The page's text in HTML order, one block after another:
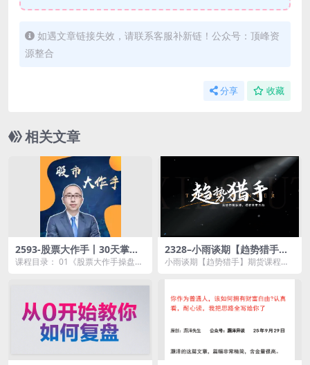
如遇文章链接失效，请联系客服补新链！公众号：顶峰资
源整合
分享 收藏
相关文章
2593-股票大作手丨30天掌握
交易员思维 音频
课程目录： 01《股票大作手操盘
2328–小雨谈期【趋势猎手】
期货课程
小雨谈期【趋势猎手】期货课程资